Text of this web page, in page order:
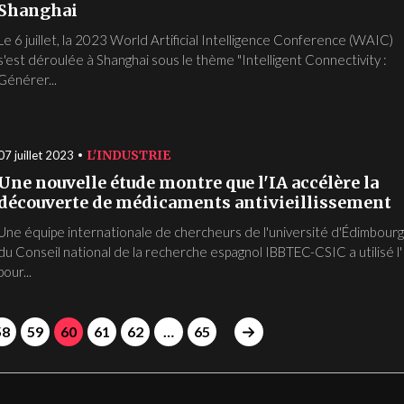
6 juillet, la 2023 World Artificial Intelligence Conference (WAIC)
déroulée à Shanghai sous le thème "Intelligent Connectivity :
juillet 2023 L'INDUSTRIE
nouvelle étude montre que l'IA accélère la
de médicaments antivieillissement
équipe internationale de chercheurs de l'université
Conseil national de la recherche espagnol IBBTEC-CSIC a utilisé
59 60 61 62 … 65